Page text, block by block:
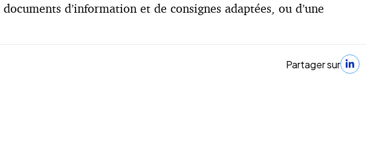
d’information et de consignes adaptées, ou d’une
Partager sur